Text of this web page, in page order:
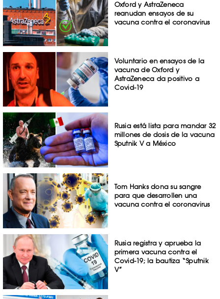
Oxford y AstraZeneca
reanudan ensayos de su
vacuna contra el coronavirus
Voluntario en ensayos de la
vacuna de Oxford y
AstraZeneca da positivo a
Covid-19
Rusia está lista para mandar 32
millones de dosis de la vacuna
Sputnik V a México
Tom Hanks dona su sangre
para que desarrollen una
vacuna contra el coronavirus
Rusia registra y aprueba la
primera vacuna contra el
Covid-19; la bautiza “Sputnik
V”